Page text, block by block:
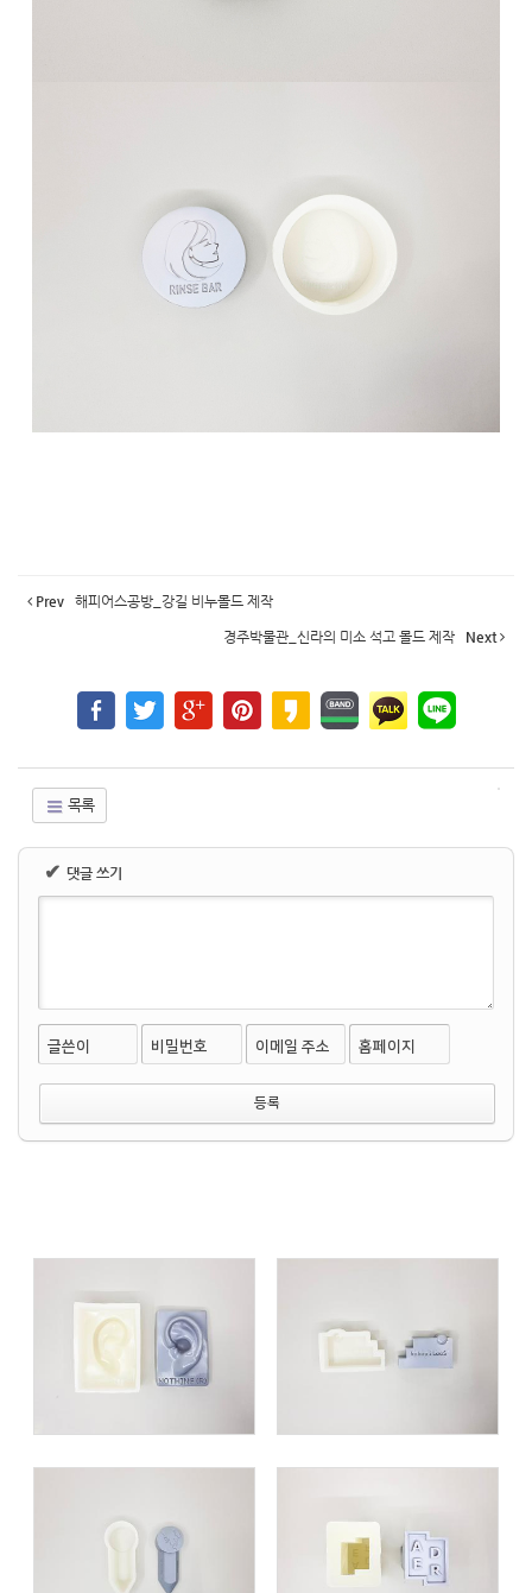
Prev 해피어스공방_강길 비누몰드 제작
경주박물관_신라의 미소 석고 몰드 제작 Next
목록
✔ 댓글 쓰기
글쓴이 비밀번호 이메일 주소 홈페이지